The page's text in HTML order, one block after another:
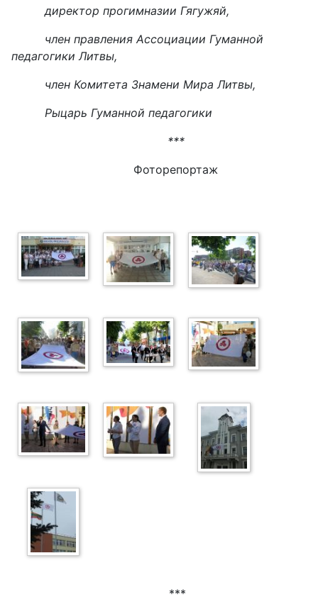
директор прогимназии Гягужяй,
член правления Ассоциации Гуманной
педагогики Литвы,
член Комитета Знамени Мира Литвы,
Рыцарь Гуманной педагогики
***
Фоторепортаж
***